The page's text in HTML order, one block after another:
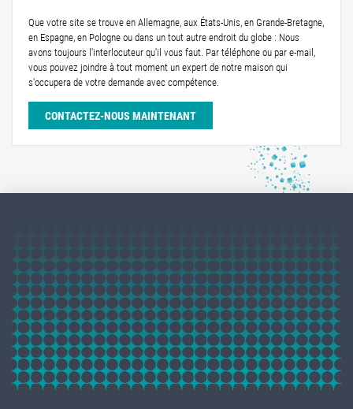
Que votre site se trouve en Allemagne, aux États-Unis, en Grande-Bretagne,
en Espagne, en Pologne ou dans un tout autre endroit du globe : Nous
avons toujours l'interlocuteur qu'il vous faut. Par téléphone ou par e-mail,
vous pouvez joindre à tout moment un expert de notre maison qui
s'occupera de votre demande avec compétence.
CONTACTEZ-NOUS MAINTENANT